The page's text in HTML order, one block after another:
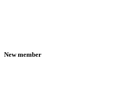
New member